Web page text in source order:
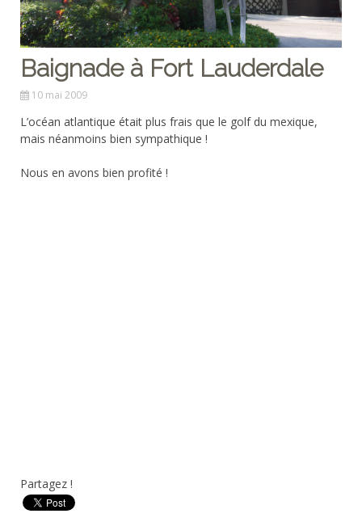
Baignade à Fort Lauderdale
10 mai 2009
L’océan atlantique était plus frais que le golf du mexique,
mais néanmoins bien sympathique !
Nous en avons bien profité !
Partagez !